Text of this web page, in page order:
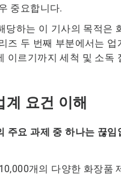
중요합니다.
당하는 이 기사의 목적은
즈 두 번째 부분에서는
이르기까지 세척 및 소
요건 이해
주요 과제 중 하나는 끊
개의 다양한 화장품